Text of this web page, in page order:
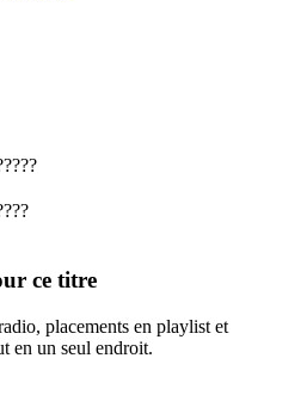
ce titre
placements en playlist et
en un seul endroit.